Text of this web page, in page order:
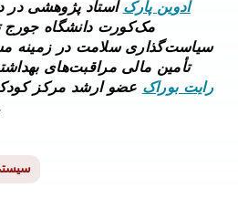
ادوین پارک استاد پژوهشی
مک‌کورت دانشگاه
سیاست‌گذاری سلامت در زمینه
تأمین مالی مراقبت‌های
رایت بوراک عضو ارشد مرکز
و